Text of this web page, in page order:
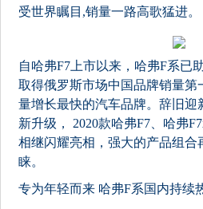
受世界瞩目,销量一路高歌猛进。
自哈弗F7上市以来，哈弗F系已
取得俄罗斯市场中国品牌销量第
量增长最快的汽车品牌。辞旧迎
新升级， 2020款哈弗F7、哈弗
相继闪耀亮相，强大的产品组合
睐。
专为年轻而来 哈弗F系国内持续